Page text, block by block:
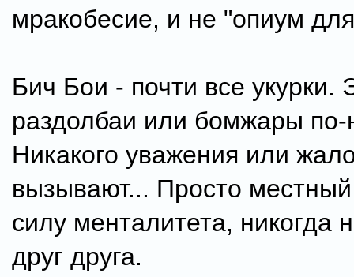
мракобесие, и не "опиум
Бич Бои - почти все укурки.
раздолбаи или бомжары
Никакого уважения или
вызывают... Просто
силу менталитета, никогда
друг друга.